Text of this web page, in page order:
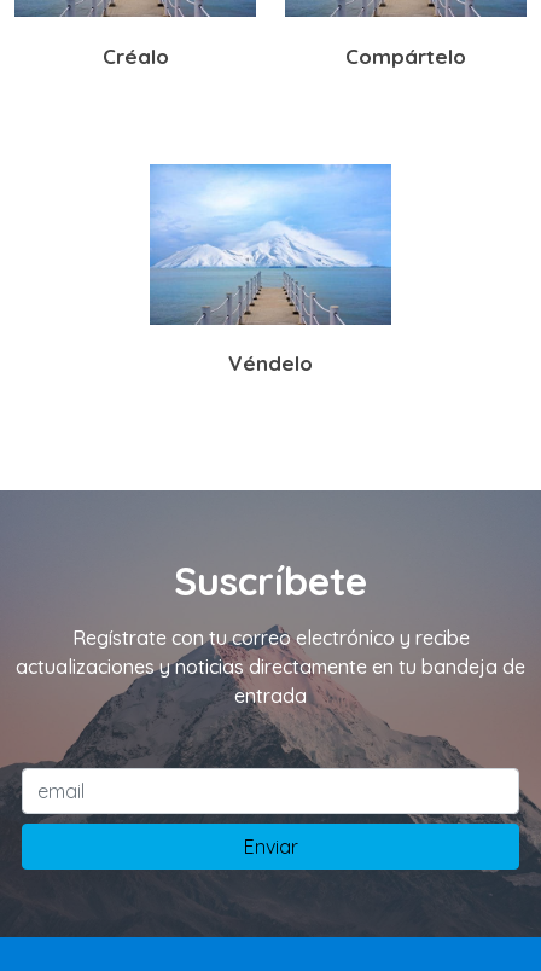
Créalo Compártelo
Véndelo
Suscríbete
Regístrate con tu correo electrónico y recibe
actualizaciones y noticias directamente en tu bandeja de
entrada
Enviar